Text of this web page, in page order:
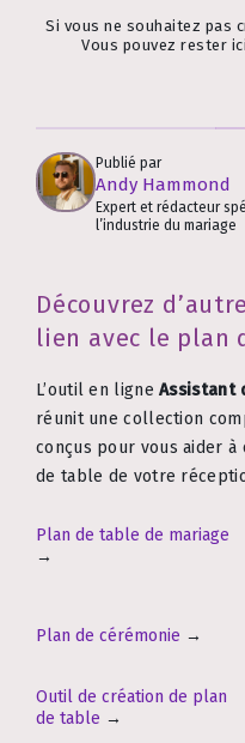
Si vous ne souhaitez pas
Vous pouvez rester
Publié par
Andy Hammond
Expert et rédacteur
l’industrie du mariage
Découvrez
lien avec le plan
L’outil en ligneAssistant
réunit une collection
conçus pour vous aider à
de table de votre
Plan de table de mariage
→
Plan de cérémonie →
Outil de création de plan
de table →